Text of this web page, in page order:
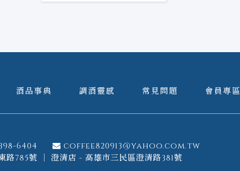
酒品事典 調酒靈感 常見問題 會員專區
6404
coffee820913@yahoo.com.tw
路785號 ｜ 澄清店 - 高雄市三民區澄清路381號